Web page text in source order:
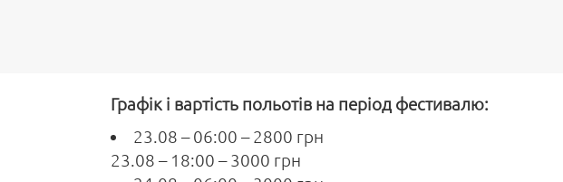
Графік і вартість польотів на період фестивалю:
23.08 – 06:00 – 2800 грн
23.08 – 18:00 – 3000 грн